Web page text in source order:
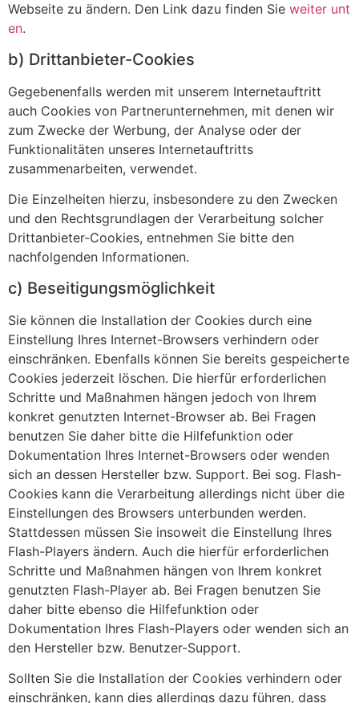
Webseite zu ändern. Den Link dazu finden Sie weiter unt
en.
b) Drittanbieter-Cookies
Gegebenenfalls werden mit unserem Internetauftritt
auch Cookies von Partnerunternehmen, mit denen wir
zum Zwecke der Werbung, der Analyse oder der
Funktionalitäten unseres Internetauftritts
zusammenarbeiten, verwendet.
Die Einzelheiten hierzu, insbesondere zu den Zwecken
und den Rechtsgrundlagen der Verarbeitung solcher
Drittanbieter-Cookies, entnehmen Sie bitte den
nachfolgenden Informationen.
c) Beseitigungsmöglichkeit
Sie können die Installation der Cookies durch eine
Einstellung Ihres Internet-Browsers verhindern oder
einschränken. Ebenfalls können Sie bereits gespeicherte
Cookies jederzeit löschen. Die hierfür erforderlichen
Schritte und Maßnahmen hängen jedoch von Ihrem
konkret genutzten Internet-Browser ab. Bei Fragen
benutzen Sie daher bitte die Hilfefunktion oder
Dokumentation Ihres Internet-Browsers oder wenden
sich an dessen Hersteller bzw. Support. Bei sog. Flash-
Cookies kann die Verarbeitung allerdings nicht über die
Einstellungen des Browsers unterbunden werden.
Stattdessen müssen Sie insoweit die Einstellung Ihres
Flash-Players ändern. Auch die hierfür erforderlichen
Schritte und Maßnahmen hängen von Ihrem konkret
genutzten Flash-Player ab. Bei Fragen benutzen Sie
daher bitte ebenso die Hilfefunktion oder
Dokumentation Ihres Flash-Players oder wenden sich an
den Hersteller bzw. Benutzer-Support.
Sollten Sie die Installation der Cookies verhindern oder
einschränken, kann dies allerdings dazu führen, dass